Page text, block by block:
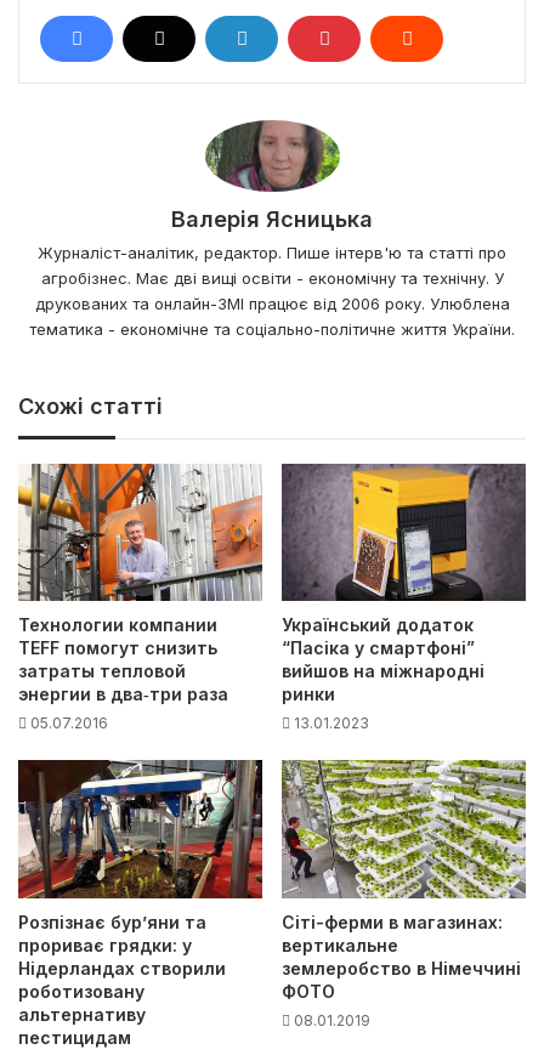
Валерія Ясницька
Журналіст-аналітик, редактор. Пише інтерв'ю та статті про
агробізнес. Має дві вищі освіти - економічну та технічну. У
друкованих та онлайн-ЗМІ працює від 2006 року. Улюблена
тематика - економічне та соціально-політичне життя України.
Схожі статті
Технологии компании
TEFF помогут снизить
затраты тепловой
энергии в два‑три раза
05.07.2016
Український додаток
“Пасіка у смартфоні”
вийшов на міжнародні
ринки
13.01.2023
Розпізнає бур’яни та
прориває грядки: у
Нідерландах створили
роботизовану
альтернативу
пестицидам
Сіті-ферми в магазинах:
вертикальне
землеробство в Німеччині
ФОТО
08.01.2019